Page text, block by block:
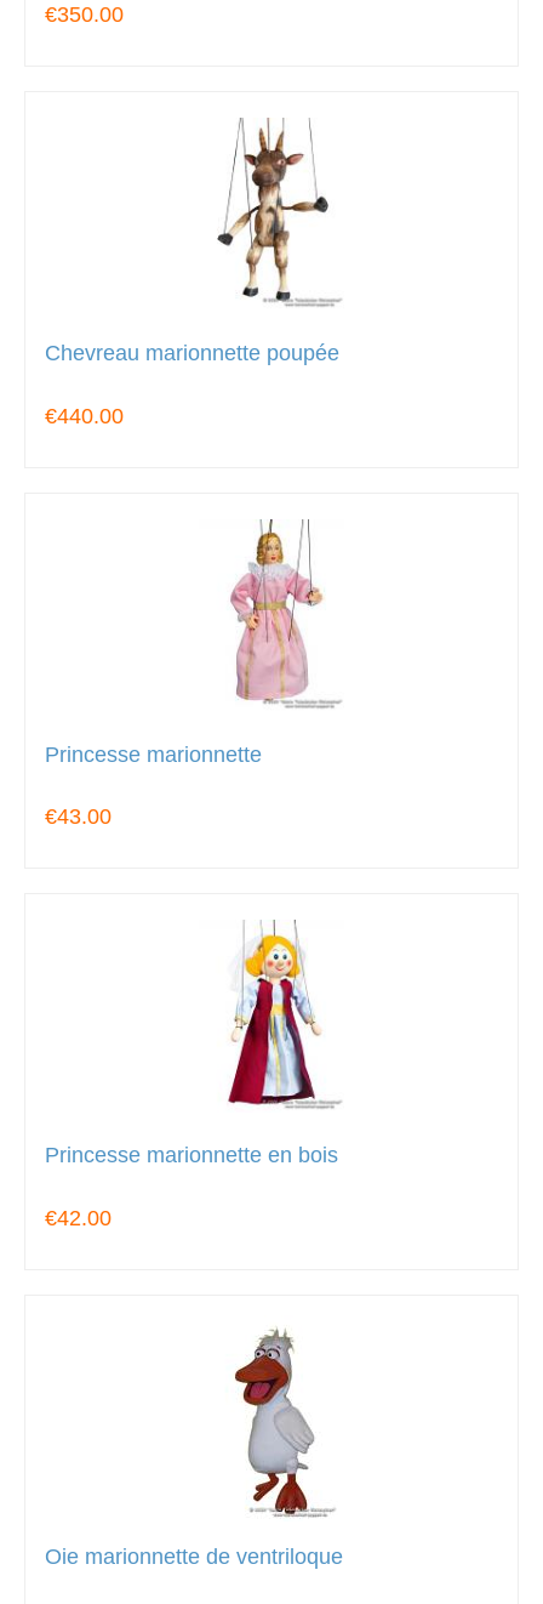
€350.00
Chevreau marionnette poupée
€440.00
Princesse marionnette
€43.00
Princesse marionnette en bois
€42.00
Oie marionnette de ventriloque